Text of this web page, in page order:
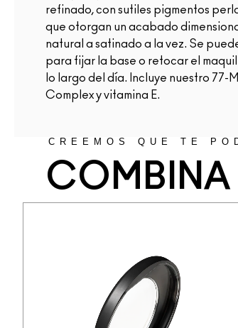
refinado, con sutiles pigmentos
que otorgan un acabado
natural a satinado a la vez. Se
para fijar la base o retocar el
lo largo del día. Incluye nuestro 77-
Complex y vitamina E.
CREEMOS QUE TE
COMBINA